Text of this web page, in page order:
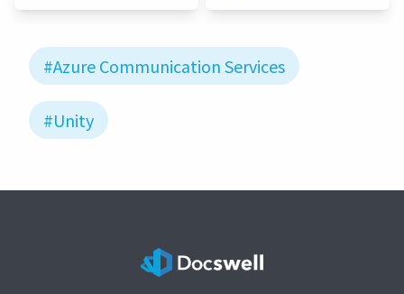
#Azure Communication Services
#Unity